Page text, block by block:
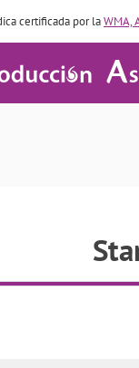
certificada por laWMA,